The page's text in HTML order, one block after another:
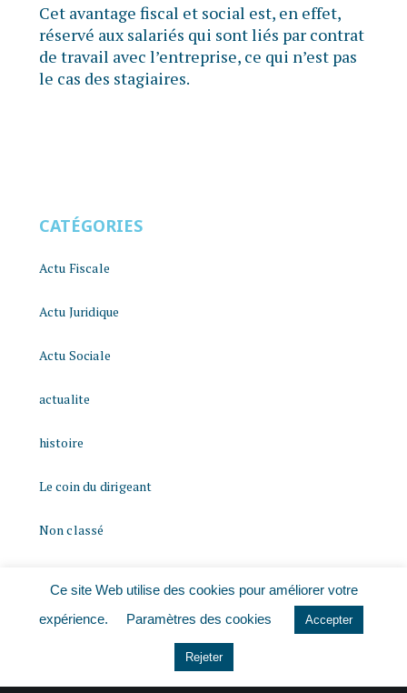
Cet avantage fiscal et social est, en effet,
réservé aux salariés qui sont liés par contrat
de travail avec l’entreprise, ce qui n’est pas
le cas des stagiaires.
CATÉGORIES
Actu Fiscale
Actu Juridique
Actu Sociale
actualite
histoire
Le coin du dirigeant
Non classé
Ce site Web utilise des cookies pour améliorer votre
expérience.
Paramètres des cookies Accepter
Rejeter